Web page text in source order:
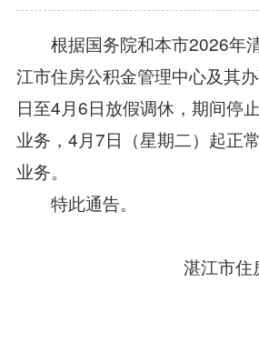
根据国务院和本市2026年
江市住房公积金管理中心及其
日至4月6日放假调休，期间停
业务，4月7日（星期二）起正
业务。
特此通告。
湛江市住